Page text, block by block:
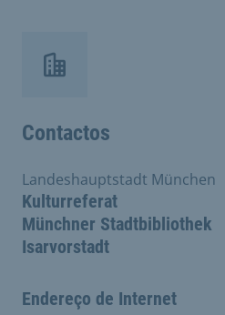
Contactos
Kulturreferat
Münchner Stadtbibliothek
Isarvorstadt
Landeshauptstadt München
Endereço de Internet